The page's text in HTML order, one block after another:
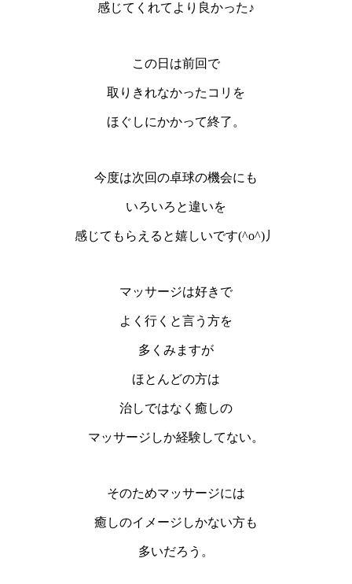
感じてくれてより良かった♪
この日は前回で
取りきれなかったコリを
ほぐしにかかって終了。
今度は次回の卓球の機会にも
いろいろと違いを
感じてもらえると嬉しいです(^o^)丿
マッサージは好きで
よく行くと言う方を
多くみますが
ほとんどの方は
治しではなく癒しの
マッサージしか経験してない。
そのためマッサージには
癒しのイメージしかない方も
多いだろう。